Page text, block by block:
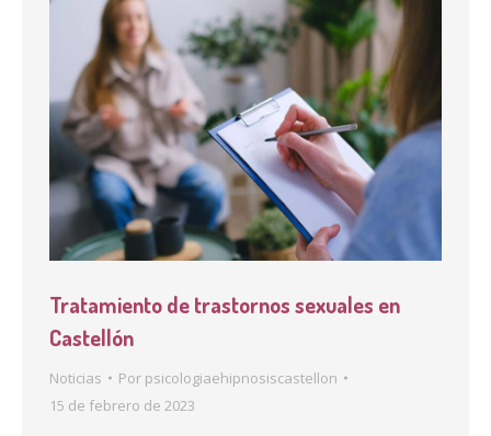
Tratamiento de trastornos sexuales en
Castellón
Noticias Por psicologiaehipnosiscastellon
15 de febrero de 2023